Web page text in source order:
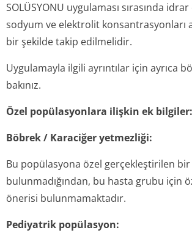
SOLÜSYONU uygulaması sırasında idrar
sodyum ve elektrolit konsantrasyonları
bir şekilde takip edilmelidir.
Uygulamayla ilgili ayrıntılar için ayrıca
bakınız.
Özel popülasyonlara ilişkin ek bilgiler:
Böbrek / Karaciğer yetmezliği:
Bu popülasyona özel gerçekleştirilen bir
bulunmadığından, bu hasta grubu için
önerisi bulunmamaktadır.
Pediyatrik popülasyon: